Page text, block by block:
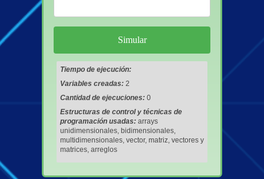
Tiempo de ejecución:
Variables creadas: 2
Cantidad de ejecuciones: 0
Estructuras de control y técnicas de
programación usadas: arrays
unidimensionales, bidimensionales,
multidimensionales, vector, matriz, vectores y
matrices, arreglos